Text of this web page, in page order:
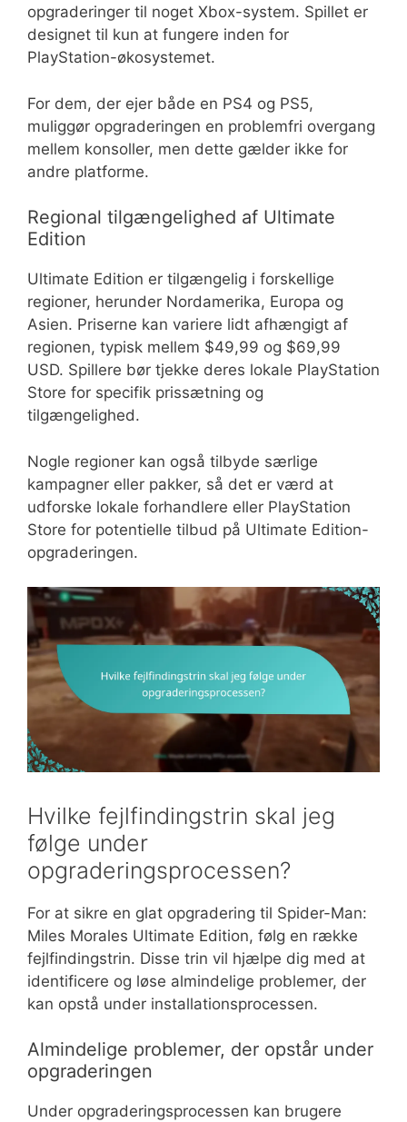
opgraderinger til noget Xbox-system. Spillet er
designet til kun at fungere inden for
PlayStation-økosystemet.
For dem, der ejer både en PS4 og PS5,
muliggør opgraderingen en problemfri overgang
mellem konsoller, men dette gælder ikke for
andre platforme.
Regional tilgængelighed af Ultimate
Edition
Ultimate Edition er tilgængelig i forskellige
regioner, herunder Nordamerika, Europa og
Asien. Priserne kan variere lidt afhængigt af
regionen, typisk mellem $49,99 og $69,99
USD. Spillere bør tjekke deres lokale PlayStation
Store for specifik prissætning og
tilgængelighed.
Nogle regioner kan også tilbyde særlige
kampagner eller pakker, så det er værd at
udforske lokale forhandlere eller PlayStation
Store for potentielle tilbud på Ultimate Edition-
opgraderingen.
Hvilke fejlfindingstrin skal jeg
følge under
opgraderingsprocessen?
For at sikre en glat opgradering til Spider-Man:
Miles Morales Ultimate Edition, følg en række
fejlfindingstrin. Disse trin vil hjælpe dig med at
identificere og løse almindelige problemer, der
kan opstå under installationsprocessen.
Almindelige problemer, der opstår under
opgraderingen
Under opgraderingsprocessen kan brugere